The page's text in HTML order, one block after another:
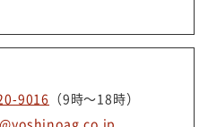
9016 （9時～18時）